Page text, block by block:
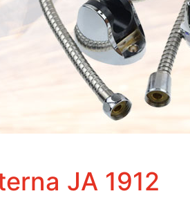
JA 1912